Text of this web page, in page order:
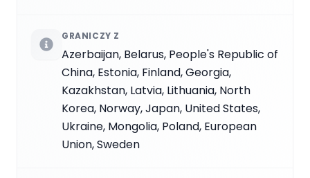
GRANICZY Z
Azerbaijan, Belarus, People's Republic of
China, Estonia, Finland, Georgia,
Kazakhstan, Latvia, Lithuania, North
Korea, Norway, Japan, United States,
Ukraine, Mongolia, Poland, European
Union, Sweden